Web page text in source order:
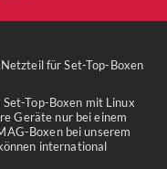
für Set-Top-Boxen
Top-Boxen mit Linux
Geräte nur bei einem
Boxen bei unserem
international